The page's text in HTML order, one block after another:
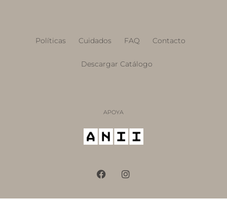
Políticas Cuidados FAQ Contacto
Descargar Catálogo
APOYA